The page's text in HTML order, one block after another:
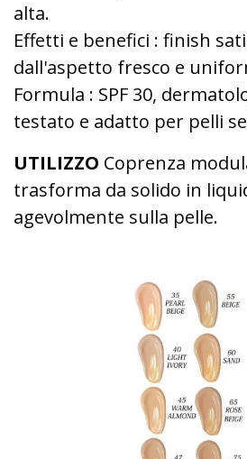
alta.
Effetti e benefici : finish
dall'aspetto fresco e
Formula : SPF 30,
testato e adatto per pelli
UTILIZZO Coprenza
trasforma da solido in
agevolmente sulla pelle.